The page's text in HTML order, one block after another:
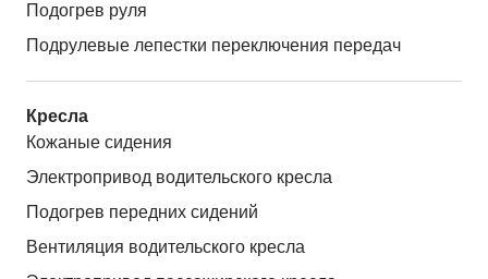
Подогрев руля
Подрулевые лепестки переключения передач
Кресла
Кожаные сидения
Электропривод водительского кресла
Подогрев передних сидений
Вентиляция водительского кресла